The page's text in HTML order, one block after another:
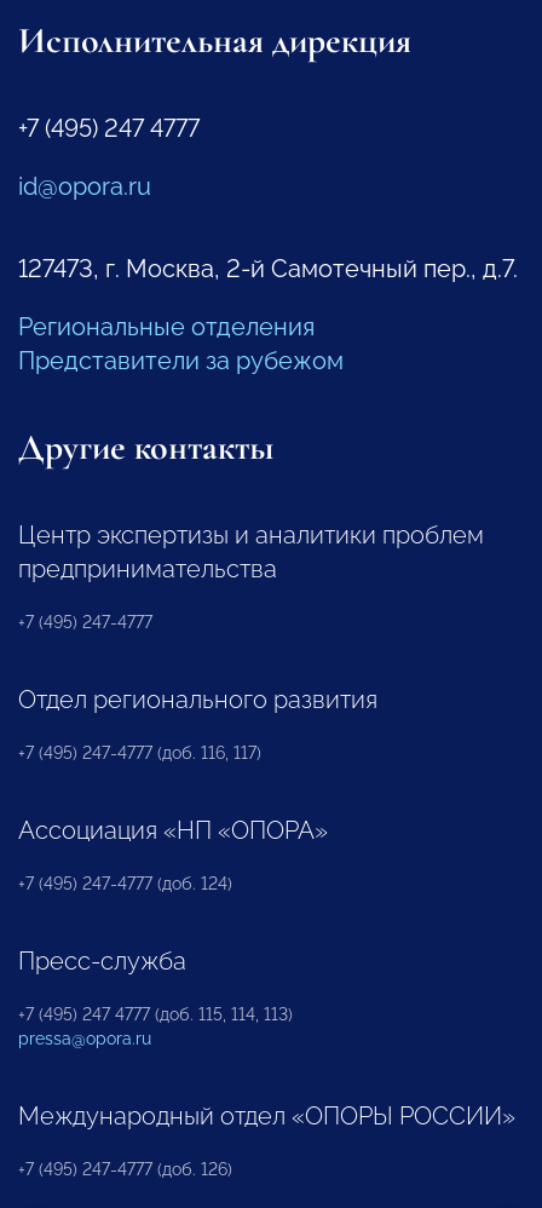
Исполнительная дирекция
+7 (495) 247 4777
id@opora.ru
127473, г. Москва, 2-й Самотечный пер., д.7.
Региональные отделения
Представители за рубежом
Другие контакты
Центр экспертизы и аналитики проблем
предпринимательства
+7 (495) 247-4777
Отдел регионального развития
+7 (495) 247-4777 (доб. 116, 117)
Ассоциация «НП «ОПОРА»
+7 (495) 247-4777 (доб. 124)
Пресс-служба
+7 (495) 247 4777 (доб. 115, 114, 113)
pressa@opora.ru
Международный отдел «ОПОРЫ РОССИИ»
+7 (495) 247-4777 (доб. 126)